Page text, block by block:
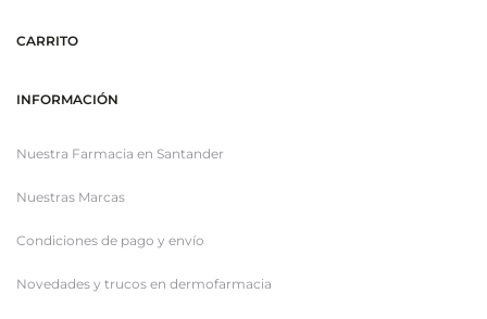
CARRITO
INFORMACIÓN
Nuestra Farmacia en Santander
Nuestras Marcas
Condiciones de pago y envío
Novedades y trucos en dermofarmacia